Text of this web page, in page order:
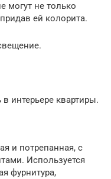
могут не только
ей колорита.
интерьере квартиры.
и потрепанная, с
Используется
фурнитура,